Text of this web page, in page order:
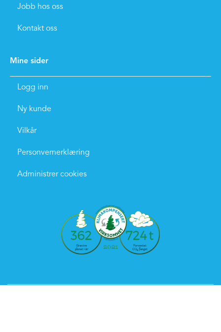
Jobb hos oss
Kontakt oss
Mine sider
Logg inn
Ny kunde
Vilkår
Personvernerklæring
Administrer cookies